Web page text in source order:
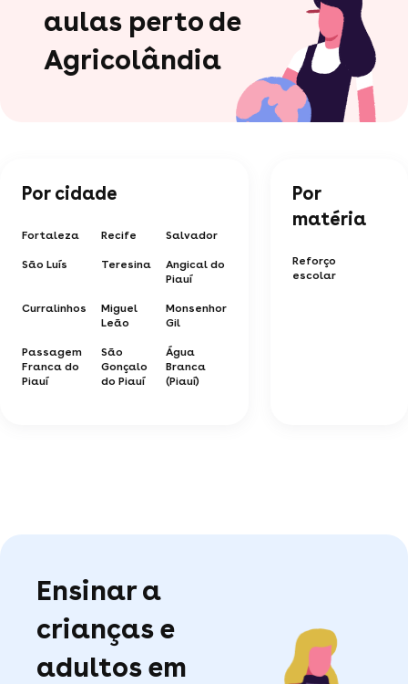
aulas perto de
Agricolândia
Por cidade
Fortaleza Recife Salvador
São Luís Teresina
Angical do
Piauí
Curralinhos
Miguel
Leão
Monsenhor
Gil
Passagem
Franca do
Piauí
São
Gonçalo
do Piauí
Água
Branca
(Piauí)
Por
matéria
Reforço
escolar
Ensinar a
crianças e
adultos em